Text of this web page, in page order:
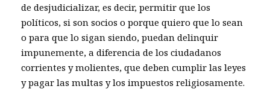
de desjudicializar, es decir, permitir que los
políticos, si son socios o porque quiero que lo sean
o para que lo sigan siendo, puedan delinquir
impunemente, a diferencia de los ciudadanos
corrientes y molientes, que deben cumplir las leyes
y pagar las multas y los impuestos religiosamente.